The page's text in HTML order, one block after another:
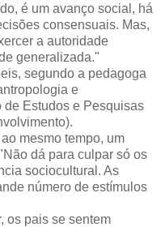
é um avanço social, há
consensuais. Mas,
a autoridade
generalizada."
segundo a pedagoga
e
Estudos e Pesquisas
mesmo tempo, um
dá para culpar só os
sociocultural. As
número de estímulos
os pais se sentem